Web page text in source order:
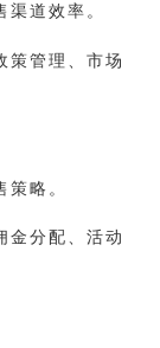
渠道效率。
策管理、市场
略。
金分配、活动